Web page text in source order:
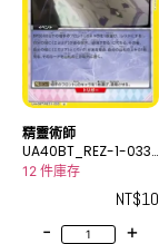
精靈術師
UA40BT_REZ-1-033
U
12 件庫存
NT$10
-
+